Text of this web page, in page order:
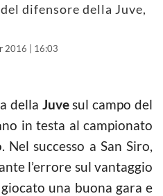
difensore della Juve,
2016 | 16:03
della Juvesul campo del
in testa al campionato
successo a San Siro,
l’errore sul vantaggio
una buona gara e